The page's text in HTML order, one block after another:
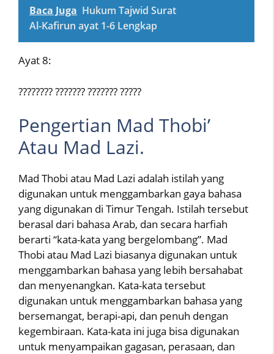
Baca Juga Hukum Tajwid Surat
Al-Kafirun ayat 1-6 Lengkap
Ayat 8:
???????? ??????? ??????? ?????
Pengertian Mad Thobi’
Atau Mad Lazi.
Mad Thobi atau Mad Lazi adalah istilah yang
digunakan untuk menggambarkan gaya bahasa
yang digunakan di Timur Tengah. Istilah tersebut
berasal dari bahasa Arab, dan secara harfiah
berarti “kata-kata yang bergelombang”. Mad
Thobi atau Mad Lazi biasanya digunakan untuk
menggambarkan bahasa yang lebih bersahabat
dan menyenangkan. Kata-kata tersebut
digunakan untuk menggambarkan bahasa yang
bersemangat, berapi-api, dan penuh dengan
kegembiraan. Kata-kata ini juga bisa digunakan
untuk menyampaikan gagasan, perasaan, dan